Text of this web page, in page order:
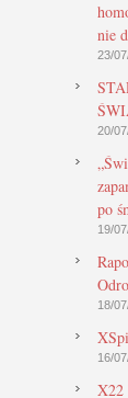
nie
23/
20/
po
19/
18/
16/
X22